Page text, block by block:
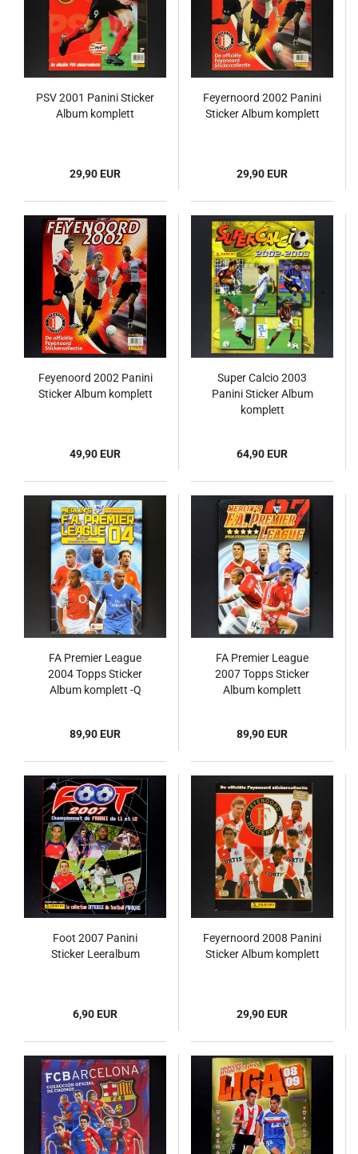
PSV 2001 Panini Sticker
Album komplett
29,90 EUR
Feyernoord 2002 Panini
Sticker Album komplett
29,90 EUR
Feyenoord 2002 Panini
Sticker Album komplett
49,90 EUR
Super Calcio 2003
Panini Sticker Album
komplett
64,90 EUR
FA Premier League
2004 Topps Sticker
Album komplett -Q
89,90 EUR
FA Premier League
2007 Topps Sticker
Album komplett
89,90 EUR
Foot 2007 Panini
Sticker Leeralbum
6,90 EUR
Feyernoord 2008 Panini
Sticker Album komplett
29,90 EUR